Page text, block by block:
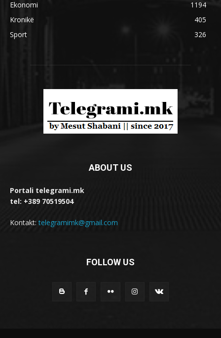
Ekonomi
1194
Kronikë
405
Sport
326
ABOUT US
Portali telegrami.mk
tel: +389 70519504
Kontakt:telegramimk@gmail.com
FOLLOW US